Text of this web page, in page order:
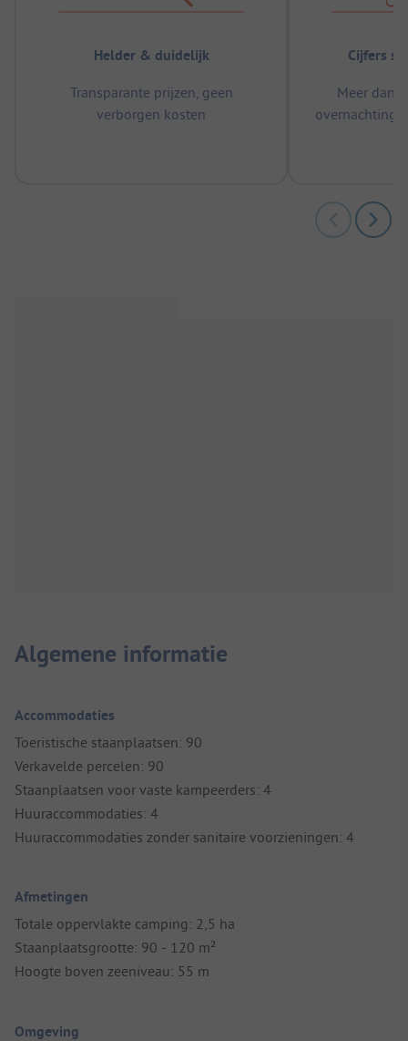
Helder & duidelijk
Transparante prijzen, geen
verborgen kosten
Cijfers
Meer dan
Algemene informatie
Accommodaties
Toeristische staanplaatsen: 90
Verkavelde percelen: 90
Staanplaatsen voor vaste kampeerders: 4
Huuraccommodaties: 4
Huuraccommodaties zonder sanitaire voorzieningen: 4
Afmetingen
Totale oppervlakte camping: 2,5 ha
Staanplaatsgrootte: 90 - 120 m²
Hoogte boven zeeniveau: 55 m
Omgeving